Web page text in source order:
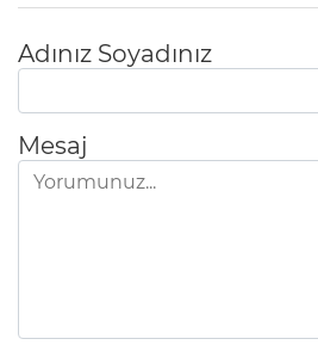
Adınız Soyadınız
Mesaj